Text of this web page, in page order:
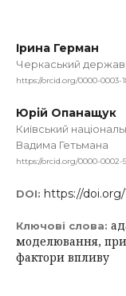
Ірина Герман
Черкаський
https://orcid.org/0000-0003-
Юрій Опанащук
Київський
Вадима Гетьмана
https://orcid.org/0000-0002-
DOI: https://
Ключові слова:
моделювання,
фактори впливу